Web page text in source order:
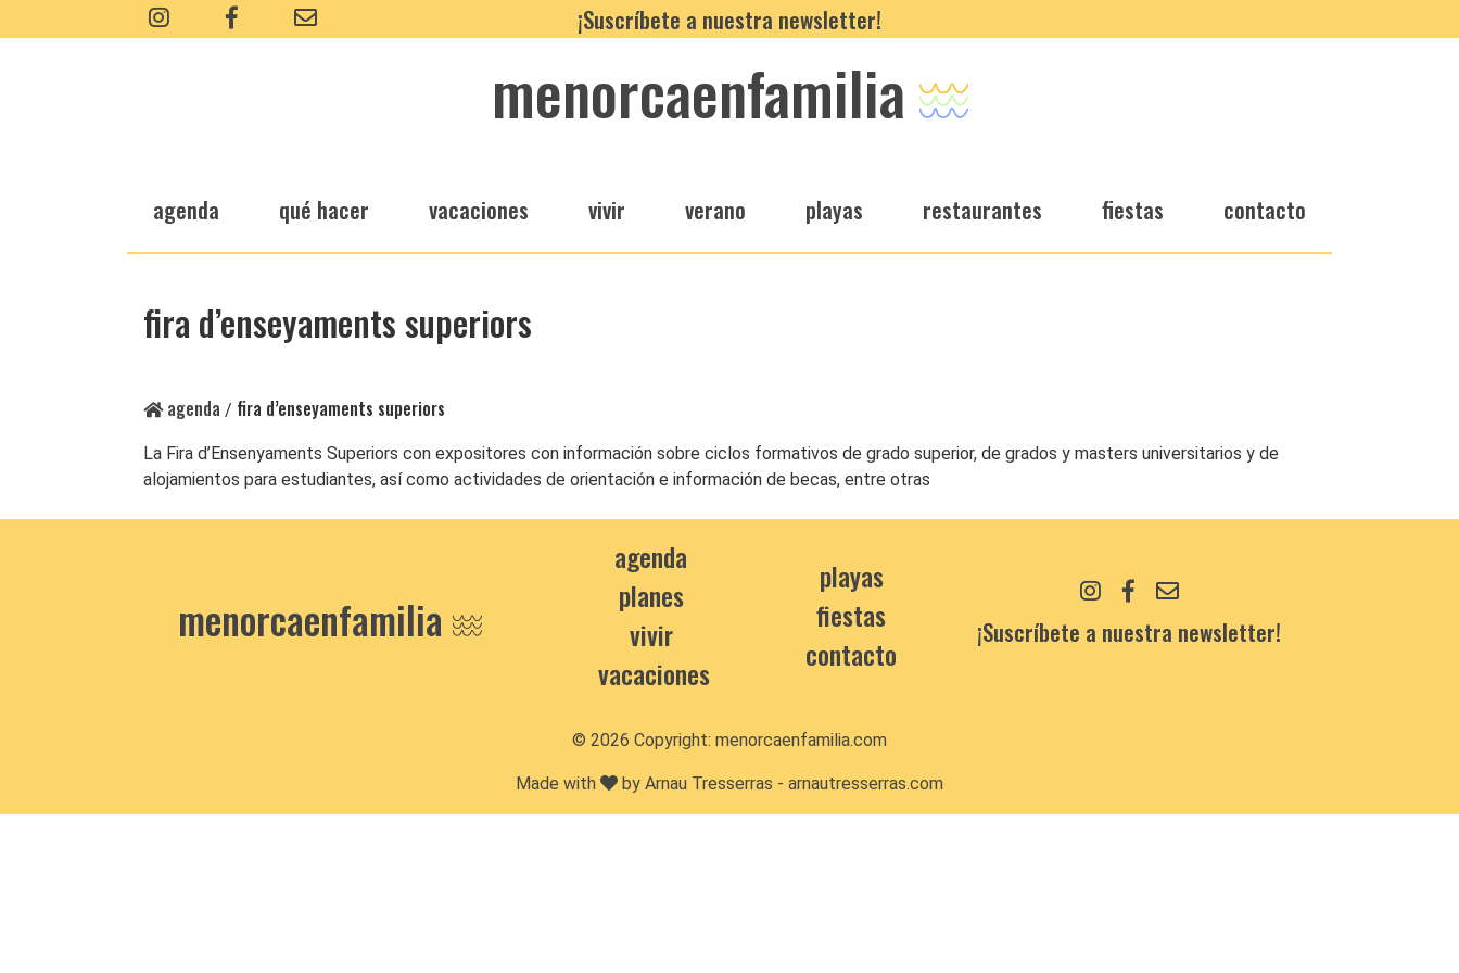
¡Suscríbete a nuestra newsletter!
menorcaenfamilia
agenda qué hacer vacaciones vivir verano playas restaurantes fiestas contacto
fira d’enseyaments superiors
agenda / fira d’enseyaments superiors
La Fira d’Ensenyaments Superiors con expositores con información sobre ciclos formativos de grado superior, de grados y masters universitarios y de
alojamientos para estudiantes, así como actividades de orientación e información de becas, entre otras
menorcaenfamilia
agenda
planes
vivir
vacaciones
playas
fiestas
contacto
¡Suscríbete a nuestra newsletter!
© 2026 Copyright: menorcaenfamilia.com
Made with by Arnau Tresserras - arnautresserras.com